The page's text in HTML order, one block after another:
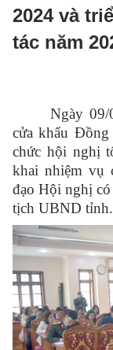
2024 và
tác năm
Ngày
cửa khẩu
chức hội nghị
khai nhiệm vụ
đạo Hội nghị
tịch UBND tỉnh.